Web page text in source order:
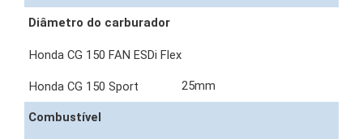
Diâmetro do carburador
25mm
Combustível